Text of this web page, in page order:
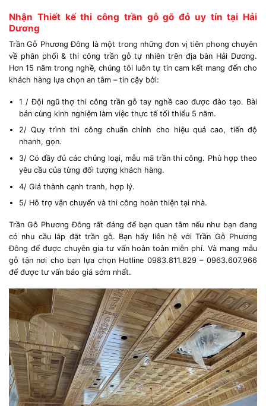
Nhận Thiết kế thi công trần gỗ gõ đỏ uy tín tại Hải
Dương
Trần Gỗ Phương Đông là một trong những đơn vị tiên phong chuyên
về phân phối & thi công trần gỗ tự nhiên trên địa bàn Hải Dương.
Hơn 15 năm trong nghề, chúng tôi luôn tự tin cam kết mang đến cho
khách hàng lựa chọn an tâm – tin cậy bởi:
1 / Đội ngũ thợ thi công trần gỗ tay nghề cao được đào tạo. Bài
bản cùng kinh nghiệm làm việc thực tế tối thiểu 5 năm.
2/ Quy trình thi công chuẩn chỉnh cho hiệu quả cao, tiến độ
nhanh, gọn.
3/ Có đầy đủ các chủng loại, mẫu mã trần thi công. Phù hợp theo
yêu cầu của từng đối tượng khách hàng.
4/ Giá thành cạnh tranh, hợp lý.
5/ Hỗ trợ vận chuyển và thi công hoàn thiện tại nhà.
Trần Gỗ Phương Đông rất đáng để bạn quan tâm nếu như bạn đang
có nhu cầu lắp đặt trần gỗ. Bạn hãy liên hệ với Trần Gỗ Phương
Đông để được chuyên gia tư vấn hoàn toàn miễn phí. Và mang mẫu
gỗ tận nơi cho bạn lựa chọn Hotline 0983.811.829 – 0963.607.966
để được tư vấn báo giá sớm nhất.